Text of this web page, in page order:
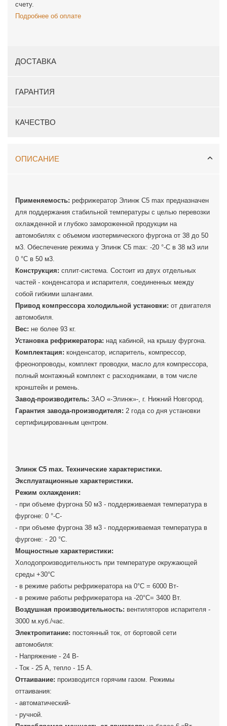
счету.
Подробнее об оплате
ДОСТАВКА
ГАРАНТИЯ
КАЧЕСТВО
ОПИСАНИЕ
Применяемость: рефрижератор Элинж С5 max предназначен
для поддержания стабильной температуры с целью перевозки
охлажденной и глубоко замороженной продукции на
автомобилях с объемом изотермического фургона от 38 до 50
м3. Обеспечение режима у Элинж С5 max: -20 °-C в 38 м3 или
0 °C в 50 м3.
Конструкция: сплит-система. Состоит из двух отдельных
частей - конденсатора и испарителя, соединенных между
собой гибкими шлангами.
Привод компрессора холодильной установки: от двигателя
автомобиля.
Вес: не более 93 кг.
Установка рефрижератора: над кабиной, на крышу фургона.
Комплектация: конденсатор, испаритель, компрессор,
фреонопроводы, комплект проводки, масло для компрессора,
полный монтажный комплект с расходниками, в том числе
кронштейн и ремень.
Завод-производитель: ЗАО «-Элинж»-, г. Нижний Новгород.
Гарантия завода-производителя: 2 года со дня установки
сертифицированным центром.
Элинж С5 max. Технические характеристики.
Эксплуатационные характеристики.
Режим охлаждения:
- при объеме фургона 50 м3 - поддерживаемая температура в
фургоне: 0 °-С-
- при объеме фургона 38 м3 - поддерживаемая температура в
фургоне: - 20 °С.
Мощностные характеристики:
Холодопроизводительность при температуре окружающей
среды +30°С
- в режиме работы рефрижератора на 0°C = 6000 Вт-
- в режиме работы рефрижератора на -20°C= 3400 Вт.
Воздушная производительность: вентиляторов испарителя -
3000 м.куб./час.
Электропитание: постоянный ток, от бортовой сети
автомобиля:
- Напряжение - 24 В-
- Ток - 25 А, тепло - 15 А.
Оттаивание: производится горячим газом. Режимы
оттаивания:
- автоматический-
- ручной.